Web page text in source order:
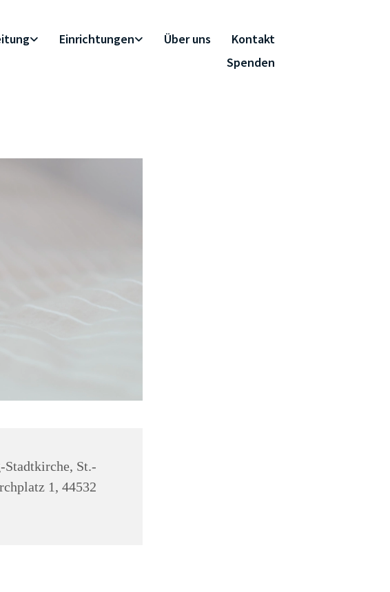
Einrichtungen Über uns
Kontakt
Spenden
Stadtkirche, St.-
1, 44532